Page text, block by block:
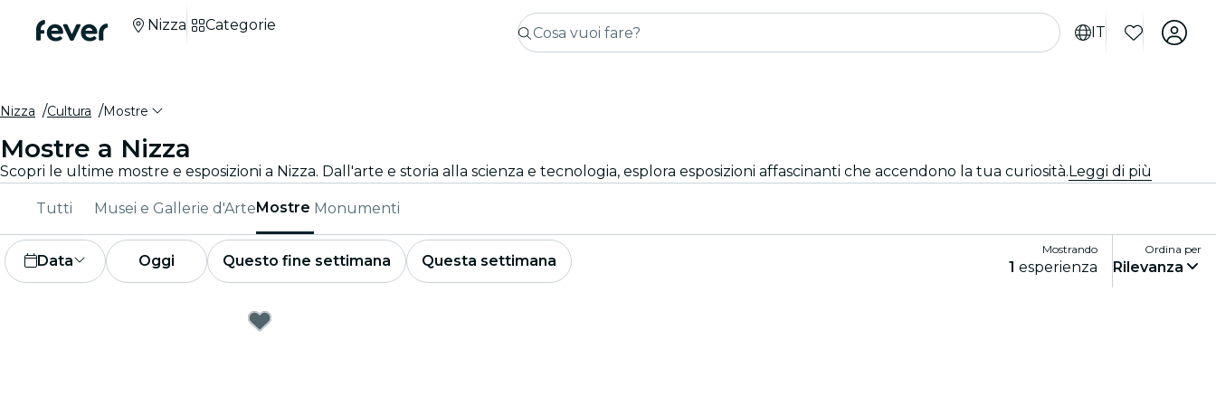
IT
Nizza Categorie
Nizza Cultura Mostre
Mostre a Nizza
Scopri le ultime mostre e esposizioni a Nizza. Dall'arte e storia alla scienza e tecnologia, esplora esposizioni affascinanti che accendono la tua curiosità.Leggi di più
Tutti Musei e Gallerie d'ArteMostre Monumenti
Data Oggi Questo fine settimana Questa settimana
Mostrando
1 esperienza
Ordina per
Rilevanza